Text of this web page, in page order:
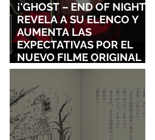
¡'GHOST – END OF NIGHT'
REVELA A SU ELENCO Y
AUMENTA LAS
EXPECTATIVAS POR EL
NUEVO FILME ORIGINAL
DE SHINGO NATSUME!